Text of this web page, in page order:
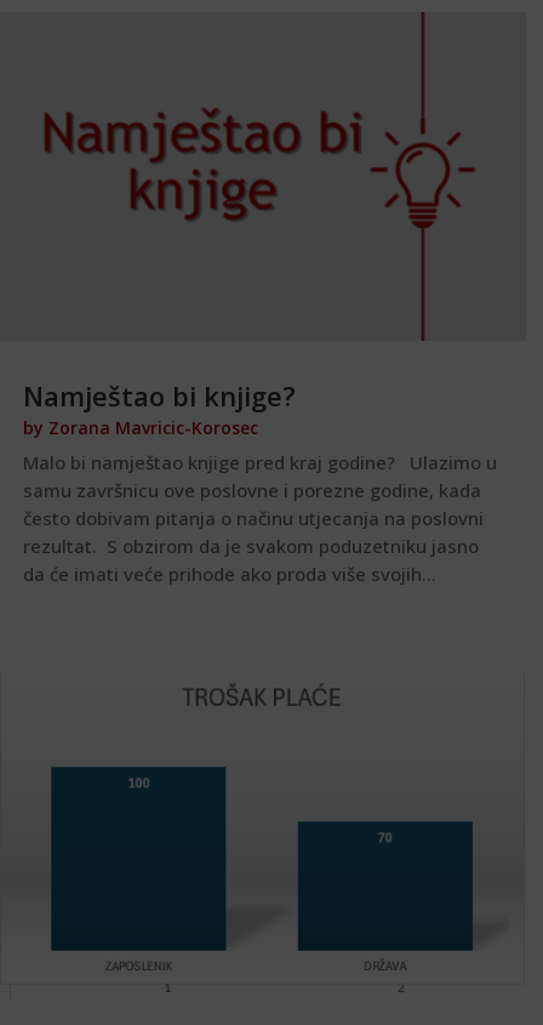
Namještao bi knjige?
by Zorana Mavricic-Korosec
Malo bi namještao knjige pred kraj godine? Ulazimo u
samu završnicu ove poslovne i porezne godine, kada
često dobivam pitanja o načinu utjecanja na poslovni
rezultat. S obzirom da je svakom poduzetniku jasno
da će imati veće prihode ako proda više svojih...